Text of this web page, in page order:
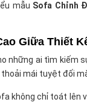
mẫu Sofa Chỉnh
Giữa Thiết
những ai tìm kiếm
mái tuyệt đối
không chỉ toát lên